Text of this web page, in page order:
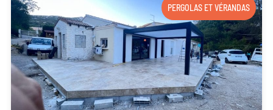
PERGOLAS ET VÉRANDAS